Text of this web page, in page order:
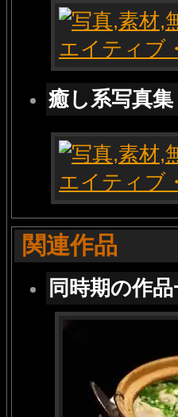
癒し系写真
関連作品
同時期の作